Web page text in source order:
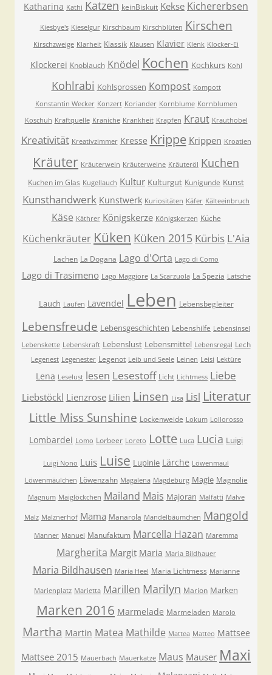
Katharina Kathi Katzen keinBiskuit Kekse Kichererbsen
Kiesbye's Kieselgur Kirschbaum Kirschblüten Kirschen
Kirschzweige Klarheit Klassik Klausen Klavier Klenk Klocker-Ei
Klockerei Knoblauch Knödel Kochen Kochkurs Kohl
Kohlrabi Kohlsprossen Kompost Kompott
Konstantin Wecker Konzert Koriander Kornblume Kornblumen
Koschuh Kraftquelle Kraniche Krankheit Krapfen Kraut Krauthobel
Kreativität Kreativzimmer Kresse Krippe Krippen Kroatien
Kräuter Kräuterwein Kräuterweine Kräuteröl Kuchen
Kuchen im Glas Kugellauch Kultur Kulturgut Kunigunde Kunst
Kunsthandwerk Kunstwerk Kuriositäten Käfer Kälteeinbruch
Käse Käthrer Königskerze Königskerzen Küche
Küchenkräuter Küken Küken 2015 Kürbis L'Aia
Lachen La Dogana Lago d'Orta Lago di Como
Lago di Trasimeno Lago Maggiore La Scarzuola La Spezia Latsche
Lauch Laufen Lavendel Leben Lebensbegleiter
Lebensfreude Lebensgeschichten Lebenshilfe Lebensinsel
Lebenskette Lebenskraft Lebenslust Lebensmittel Lebensregal Lech
Legenest Legenester Legenot Leib und Seele Leinen Leisi Lektüre
Lena Leselust lesen Lesestoff Licht Lichtmess Liebe
Liebstöckl Lienzrose Lilien Linsen Lisa Lisl Literatur
Little Miss Sunshine Lockenweide Lokum Lollorosso
Lombardei Lomo Lorbeer Loreto Lotte Luca Lucia Luigi
Luigi Nono Luis Luise Lupinie Lärche Löwenmaul
Löwenmäulchen Löwenzahn Magalena Magdeburg Magie Magnolie
Magnum Maiglöckchen Mailand Mais Majoran Malfatti Malve
Malz Malznerhof Mama Manarola Mandelbäumchen Mangold
Manner Manuel Manufaktum Marcella Hazan Maremma
Margherita Margit Maria Maria Bildhauer
Maria Bildhausen Maria Heel Maria Lichtmess Marianne
Marienplatz Marietta Marillen Marilyn Marion Marken
Marken 2016 Marmelade Marmeladen Marolo
Martha Martin Matea Mathilde Mattea Matteo Mattsee
Mattsee 2015 Mauerbach Mauerkatze Maus Mauser Maxi